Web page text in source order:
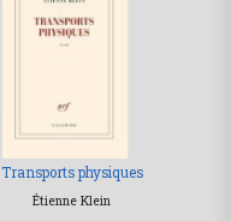
Transports physiques
Étienne Klein